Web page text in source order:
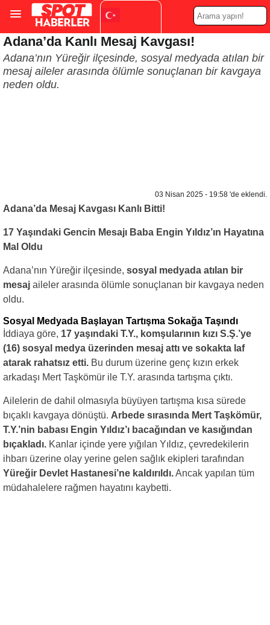
Turkish ▼
Adana’da Kanlı Mesaj Kavgası!
Adana’nın Yüreğir ilçesinde, sosyal medyada atılan bir
mesaj aileler arasında ölümle sonuçlanan bir kavgaya
neden oldu.
03 Nisan 2025 - 19:58 'de eklendi.
Adana’da Mesaj Kavgası Kanlı Bitti!
17 Yaşındaki Gencin Mesajı Baba Engin Yıldız’ın Hayatına
Mal Oldu
Adana’nın Yüreğir ilçesinde, sosyal medyada atılan bir
mesaj aileler arasında ölümle sonuçlanan bir kavgaya neden
oldu.
Sosyal Medyada Başlayan Tartışma Sokağa Taşındı
İddiaya göre, 17 yaşındaki T.Y., komşularının kızı S.Ş.’ye
(16) sosyal medya üzerinden mesaj attı ve sokakta laf
atarak rahatsız etti. Bu durum üzerine genç kızın erkek
arkadaşı Mert Taşkömür ile T.Y. arasında tartışma çıktı.
Ailelerin de dahil olmasıyla büyüyen tartışma kısa sürede
bıçaklı kavgaya dönüştü. Arbede sırasında Mert Taşkömür,
T.Y.’nin babası Engin Yıldız’ı bacağından ve kasığından
bıçakladı. Kanlar içinde yere yığılan Yıldız, çevredekilerin
ihbarı üzerine olay yerine gelen sağlık ekipleri tarafından
Yüreğir Devlet Hastanesi’ne kaldırıldı.Ancak yapılan tüm
müdahalelere rağmen hayatını kaybetti.